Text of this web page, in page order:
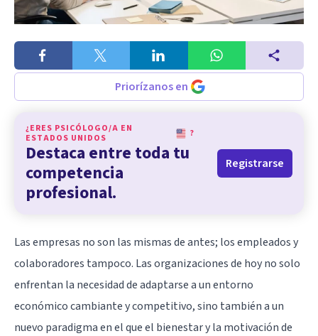
Priorízanos en
¿ERES PSICÓLOGO/A EN
ESTADOS UNIDOS
?
Destaca entre toda tu
competencia
profesional.
Registrarse
Las empresas no son las mismas de antes; los empleados y
colaboradores tampoco. Las organizaciones de hoy no solo
enfrentan la necesidad de adaptarse a un entorno
económico cambiante y competitivo, sino también a un
nuevo paradigma en el que el bienestar y la motivación de